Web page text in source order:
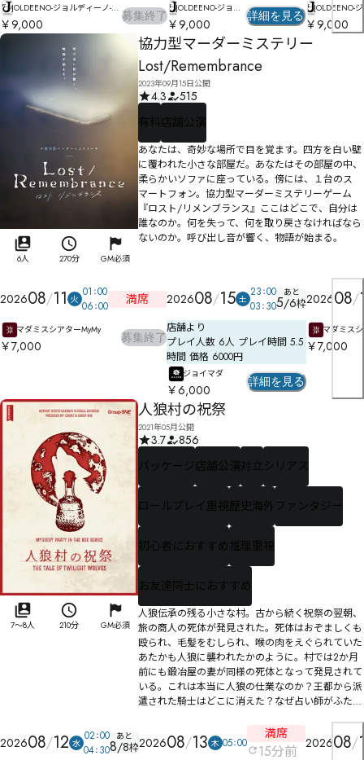
JOLDEENO-ジョルディーノ-吉
祥寺マチナカ店
￥9,000
募集終了
JOLDEENO-ジョル
ディーノ-吉祥寺マ
チナカ店
￥9,000
詳細を見る
JOLDEENO-
ディーノ-吉
チナカ店
￥9,000
6人 270分 GM必須
協力型マーダーミステリー
Lost/Remembrance
2023年09月15日公開
4.3
515
有料 店舗公演
あなたは、奇妙な場所で目を覚ます。四方を白い壁
に覆われた小さな部屋だ。あなたはその部屋の中、
柔らかいソファに座っている。傍には、１台のス
マートフォン。協力型マーダーミステリーゲーム
『ロスト/リメンブランス』ここはどこで、自分は
誰なのか。何を失って、何を取り戻さなければなら
ないのか。呼び出し音が響く、物語が始まる。
202608 11 火 01 00
06 00 満席
マダミスシアターMyMy
￥7,000
募集終了
202608 15 土 23 00
03 30
あと
5/6枠
店舗より
プレイ人数 6人 プレイ時間 5.5
時間 価格 6000円
ジョイマダ
￥6,000
詳細を見る
2026 08
マダミス
￥7,000
7〜8人 210分 GM必須
人狼村の祝祭
2021年05月公開
3.7
856
パッケージ 店舗公演 対立 シリアス
ロールプレイ重視 歴史海外 ファンタジー
初心者におすすめ 推理重視
お友達同士におすすめ
人狼伝承の残る小さな村。古から続く祝祭の翌朝、
旅の商人の死体が発見された。死体はおぞましくも
殴られ、毛髪をむしられ、喉の肉をえぐられていた――
あたかも人狼に襲われたかのように。村では2か月
前にも鍛冶屋の妻が同様の死体となって発見されて
いる。これは本当に人狼の仕業なのか？王都から派
遣された騎士はどこに消えた？なぜ占い師がふたり
202608 12 水 02 00
04 30
あと
8/8枠202608 13 木 05 00
満席
15分前 202608